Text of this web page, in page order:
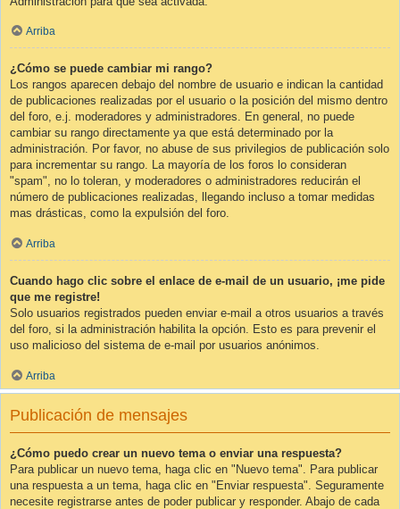
Arriba
¿Cómo se puede cambiar mi rango?
Los rangos aparecen debajo del nombre de usuario e indican la cantidad
de publicaciones realizadas por el usuario o la posición del mismo dentro
del foro, e.j. moderadores y administradores. En general, no puede
cambiar su rango directamente ya que está determinado por la
administración. Por favor, no abuse de sus privilegios de publicación solo
para incrementar su rango. La mayoría de los foros lo consideran
"spam", no lo toleran, y moderadores o administradores reducirán el
número de publicaciones realizadas, llegando incluso a tomar medidas
mas drásticas, como la expulsión del foro.
Arriba
Cuando hago clic sobre el enlace de e-mail de un usuario, ¡me pide
que me registre!
Solo usuarios registrados pueden enviar e-mail a otros usuarios a través
del foro, si la administración habilita la opción. Esto es para prevenir el
uso malicioso del sistema de e-mail por usuarios anónimos.
Arriba
Publicación de mensajes
¿Cómo puedo crear un nuevo tema o enviar una respuesta?
Para publicar un nuevo tema, haga clic en "Nuevo tema". Para publicar
una respuesta a un tema, haga clic en "Enviar respuesta". Seguramente
necesite registrarse antes de poder publicar y responder. Abajo de cada